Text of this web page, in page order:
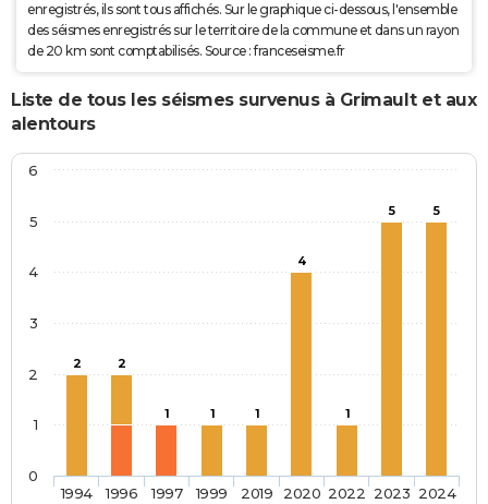
enregistrés, ils sont tous affichés. Sur le graphique ci-dessous, l'ensemble
des séismes enregistrés sur le territoire de la commune et dans un rayon
de 20 km sont comptabilisés. Source : franceseisme.fr
Liste de tous les séismes survenus à Grimault et aux
alentours
2 2
1 1 1
4
1
5 5
1994 1996 1997 1999 2019 2020 2022 2023 2024
0
1
2
3
4
5
6